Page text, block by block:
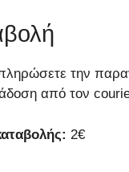
την
από τον
2€